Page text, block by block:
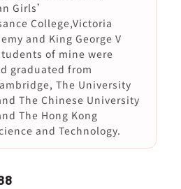
Girls’
College,Victoria
and King George V
of mine were
graduated from
The University
The Chinese University
The Hong Kong
and Technology.